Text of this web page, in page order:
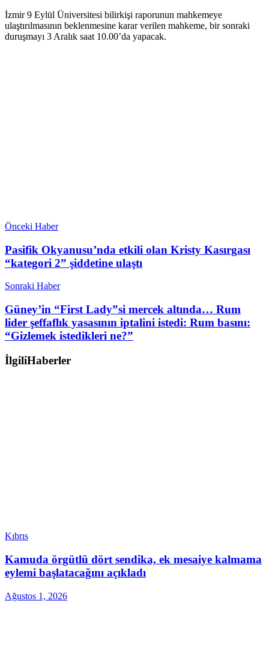
İzmir 9 Eylül Üniversitesi bilirkişi raporunun mahkemeye
ulaştırılmasının beklenmesine karar verilen mahkeme, bir sonraki
duruşmayı 3 Aralık saat 10.00’da yapacak.
Önceki Haber
Pasifik Okyanusu’nda etkili olan Kristy Kasırgası
“kategori 2” şiddetine ulaştı
Sonraki Haber
Güney’in “First Lady”si mercek altında… Rum
lider şeffaflık yasasının iptalini istedi: Rum basını:
“Gizlemek istedikleri ne?”
İlgiliHaberler
Kıbrıs
Kamuda örgütlü dört sendika, ek mesaiye kalmama
eylemi başlatacağını açıkladı
Ağustos 1, 2026